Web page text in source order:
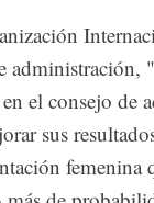
administración,
el consejo de
sus